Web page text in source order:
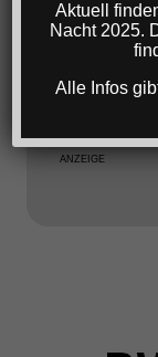
ANZEIGE
ANZEIGE
Aktuell
Nacht 2025.
Alle Infos